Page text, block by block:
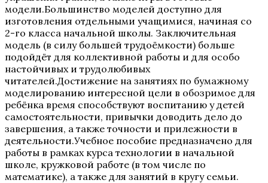
модели.Большинство моделей доступно для
изготовления отдельными учащимися, начиная со
2-го класса начальной школы. Заключительная
модель (в силу большей трудоёмкости) больше
подойдёт для коллективной работы и для особо
настойчивых и трудолюбивых
читателей.Достижение на занятиях по бумажному
моделированию интересной цели в обозримое для
ребёнка время способствуют воспитанию у детей
самостоятельности, привычки доводить дело до
завершения, а также точности и прилежности в
деятельности.Учебное пособие предназначено для
работы в рамках курса технологии в начальной
школе, кружковой работе (в том числе по
математике), а также для занятий в кругу семьи.